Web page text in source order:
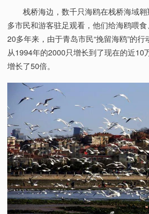
栈桥海边，数千只海鸥在栈桥海域
多市民和游客驻足观看，他们给海鸥喂食
20多年来，由于青岛市民“挽留海鸥”的
从1994年的2000只增长到了现在的近10
增长了50倍。